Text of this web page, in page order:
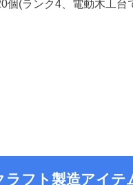
個(ランク4、電動木工台
ラフト製造アイテ